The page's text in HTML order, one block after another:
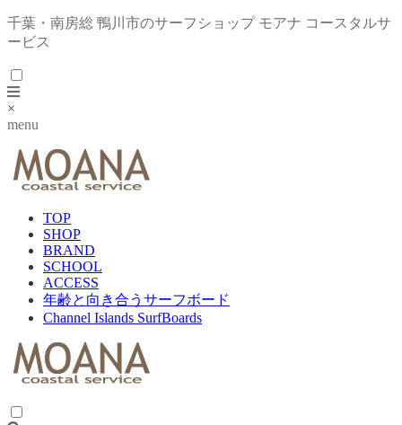
千葉・南房総 鴨川市のサーフショップ モアナ コースタルサ
ービス
×
menu
TOP
SHOP
BRAND
SCHOOL
ACCESS
年齢と向き合うサーフボード
Channel Islands SurfBoards